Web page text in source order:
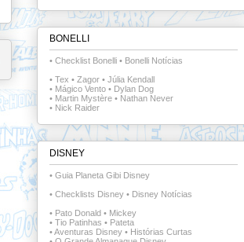
BONELLI
• Checklist Bonelli• Bonelli Notícias
• Tex • Zagor• Júlia Kendall
• Mágico Vento • Dylan Dog
• Martin Mystère • Nathan Never
• Nick Raider
DISNEY
• Guia Planeta Gibi Disney
• Checklists Disney• Disney Notícias
• Pato Donald• Mickey
• Tio Patinhas • Pateta
• Aventuras Disney • Histórias Curtas